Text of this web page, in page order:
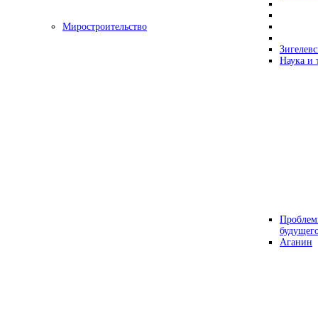
Миростроительство
Наука и
Аганин